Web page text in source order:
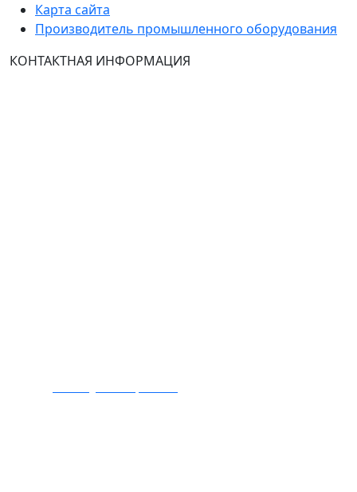
Карта сайта
Производитель промышленного оборудования
КОНТАКТНАЯ ИНФОРМАЦИЯ